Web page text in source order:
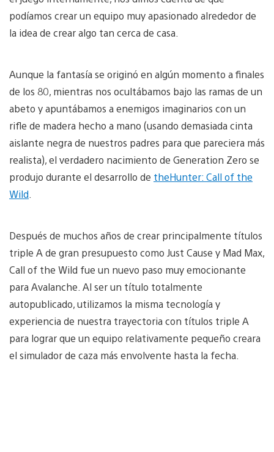
podíamos crear un equipo muy apasionado alrededor de
la idea de crear algo tan cerca de casa.
Aunque la fantasía se originó en algún momento a finales
de los 80, mientras nos ocultábamos bajo las ramas de un
abeto y apuntábamos a enemigos imaginarios con un
rifle de madera hecho a mano (usando demasiada cinta
aislante negra de nuestros padres para que pareciera más
realista), el verdadero nacimiento de Generation Zero se
produjo durante el desarrollo de theHunter: Call of the
Wild
Después de muchos años de crear principalmente títulos
triple A de gran presupuesto como Just Cause y Mad Max,
Call of the Wild fue un nuevo paso muy emocionante
para Avalanche. Al ser un título totalmente
autopublicado, utilizamos la misma tecnología y
experiencia de nuestra trayectoria con títulos triple A
para lograr que un equipo relativamente pequeño creara
el simulador de caza más envolvente hasta la fecha.